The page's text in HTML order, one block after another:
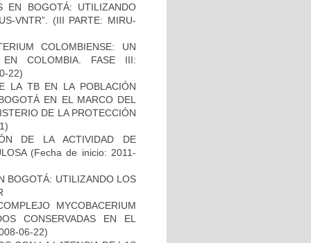
EN BOGOTÁ: UTILIZANDO
VNTR”. (III PARTE: MIRU-
COLOMBIENSE: UN
EN COLOMBIA. FASE III:
22)
LA TB EN LA POBLACIÓN
EN EL MARCO DEL
DE LA PROTECCIÓN
DE LA ACTIVIDAD DE
(Fecha de inicio: 2011-
BOGOTÁ: UTILIZANDO LOS
MYCOBACERIUM
CONSERVADAS EN EL
06-22)